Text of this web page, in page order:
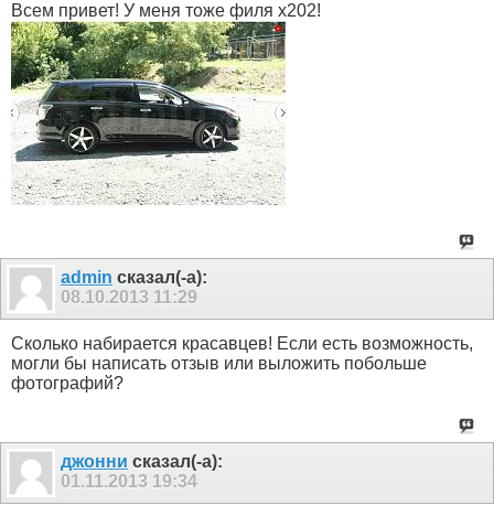
Всем привет! У меня тоже филя х202!
admin сказал(-а):
08.10.2013 11:29
Сколько набирается красавцев! Если есть возможность,
могли бы написать отзыв или выложить побольше
фотографий?
джонни сказал(-а):
01.11.2013 19:34